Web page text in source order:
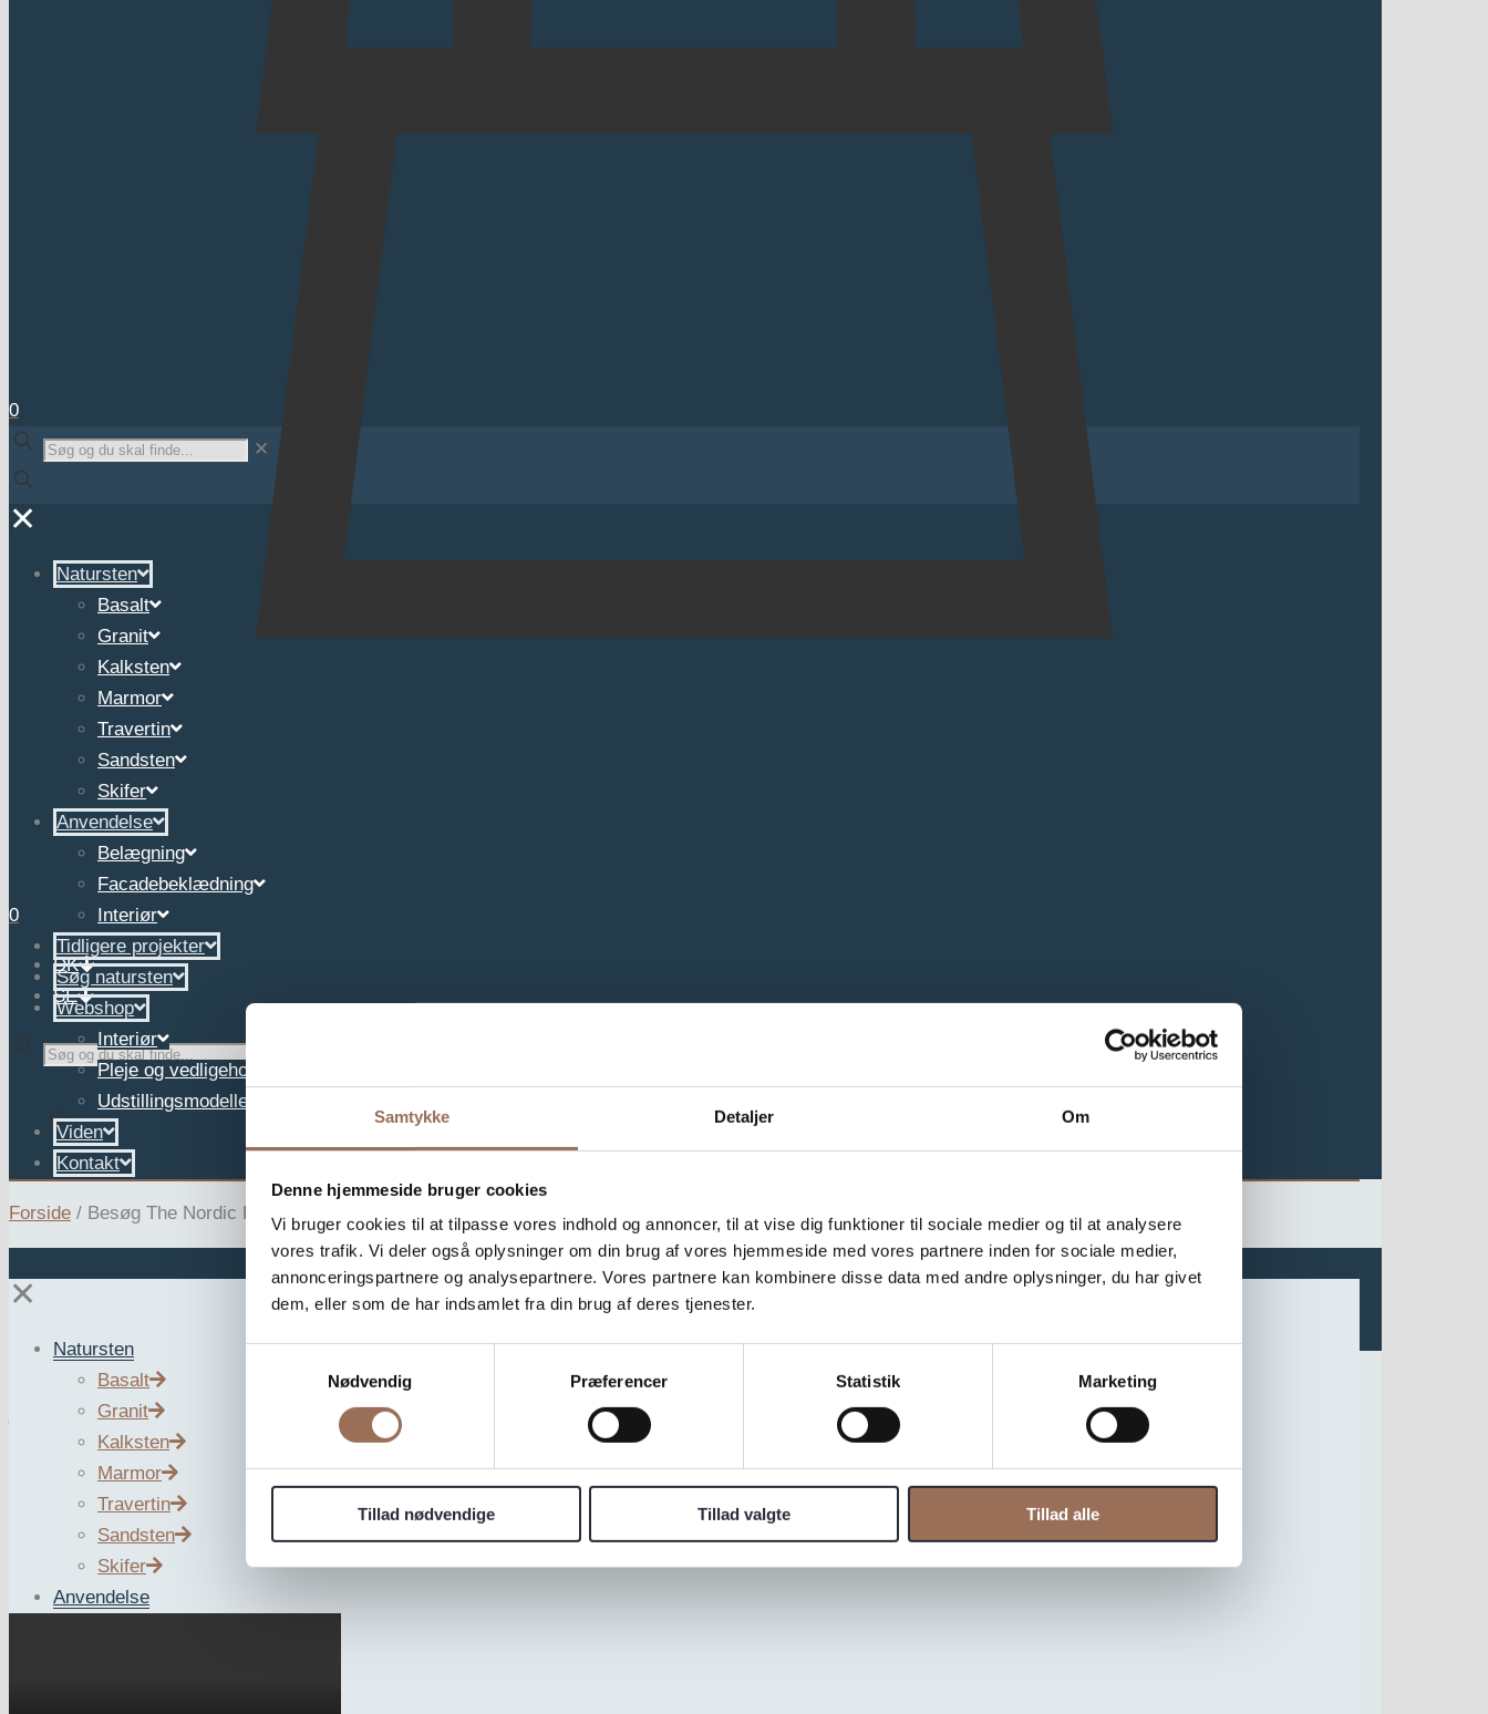
Samtykke Detaljer Om
Denne hjemmeside bruger cookies
Vi bruger cookies til at tilpasse vores indhold og annoncer, til at vise dig funktioner til sociale medier og til at analysere
vores trafik. Vi deler også oplysninger om din brug af vores hjemmeside med vores partnere inden for sociale medier,
annonceringspartnere og analysepartnere. Vores partnere kan kombinere disse data med andre oplysninger, du har givet
dem, eller som de har indsamlet fra din brug af deres tjenester.
Nødvendig
Præferencer Statistik Marketing
Tillad nødvendige Tillad valgte Tillad alle
0
DK
SE
0
✕
✕
Natursten
Basalt
Granit
Kalksten
Marmor
Travertin
Sandsten
Skifer
Anvendelse
Belægning
Facadebeklædning
Interiør
Tidligere projekter
Søg natursten
Webshop
Interiør
Pleje og vedligehold
Udstillingsmodeller
Viden
Kontakt
Forside / Besøg The Nordic Barnhouse
✕
Natursten
Basalt
Granit
Kalksten
Marmor
Travertin
Sandsten
Skifer
Anvendelse
Vind et besøg i The Nordic Barnhouse
Nu har du muligheden for at vinde en uforglemmelig oplevelse i en af Danmarks mest kendte boliger. I samarbejde med Bruno Jakobsen tilbyder vi en inspirerende
rundvisning med efterfølgende hyggemiddag i The Nordic Barnhouse Project.